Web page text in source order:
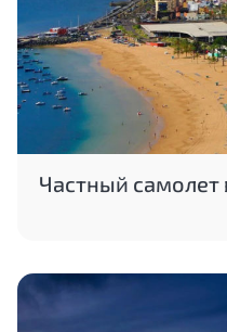
Частный самолет